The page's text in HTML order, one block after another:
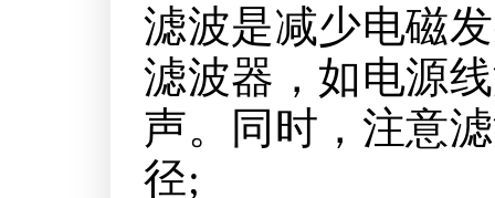
滤波是减少电磁
滤波器，如电源
声。同时，注意
径;